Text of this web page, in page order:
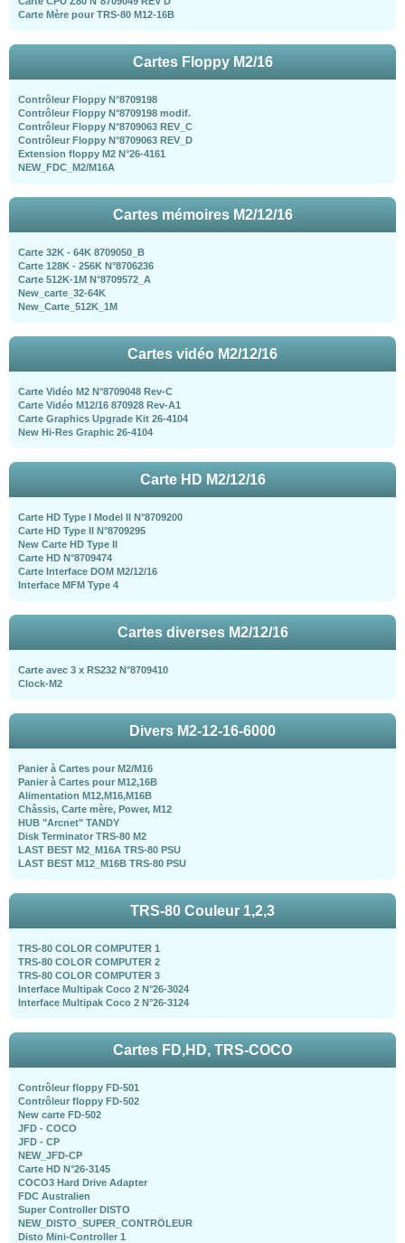
Carte Mère pour TRS-80 M12-16B
Cartes Floppy M2/16
Contrôleur Floppy N°8709198
Contrôleur Floppy N°8709198 modif.
Contrôleur Floppy N°8709063 REV_C
Contrôleur Floppy N°8709063 REV_D
Extension floppy M2 N°26-4161
NEW_FDC_M2/M16A
Cartes mémoires M2/12/16
Carte 32K - 64K 8709050_B
Carte 128K - 256K N°8706236
Carte 512K-1M N°8709572_A
New_carte_32-64K
New_Carte_512K_1M
Cartes vidéo M2/12/16
Carte Vidéo M2 N°8709048 Rev-C
Carte Vidéo M12/16 870928 Rev-A1
Carte Graphics Upgrade Kit 26-4104
New Hi-Res Graphic 26-4104
Carte HD M2/12/16
Carte HD Type I Model II N°8709200
Carte HD Type II N°8709295
New Carte HD Type II
Carte HD N°8709474
Carte Interface DOM M2/12/16
Interface MFM Type 4
Cartes diverses M2/12/16
Carte avec 3 x RS232 N°8709410
Clock-M2
Divers M2-12-16-6000
Panier à Cartes pour M2/M16
Panier à Cartes pour M12,16B
Alimentation M12,M16,M16B
Châssis, Carte mère, Power, M12
HUB "Arcnet" TANDY
Disk Terminator TRS-80 M2
LAST BEST M2_M16A TRS-80 PSU
LAST BEST M12_M16B TRS-80 PSU
TRS-80 Couleur 1,2,3
TRS-80 COLOR COMPUTER 1
TRS-80 COLOR COMPUTER 2
TRS-80 COLOR COMPUTER 3
Interface Multipak Coco 2 N°26-3024
Interface Multipak Coco 2 N°26-3124
Cartes FD,HD, TRS-COCO
Contrôleur floppy FD-501
Contrôleur floppy FD-502
New carte FD-502
JFD - COCO
JFD - CP
NEW_JFD-CP
Carte HD N°26-3145
COCO3 Hard Drive Adapter
FDC Australien
Super Controller DISTO
NEW_DISTO_SUPER_CONTRÖLEUR
Disto Mini-Controller 1